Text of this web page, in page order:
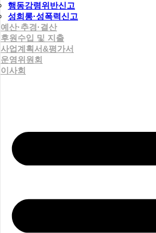
행동강령위반신고
성희롱·성폭력신고
예산·추경·결산
후원수입 및 지출
사업계획서&평가서
운영위원회
이사회